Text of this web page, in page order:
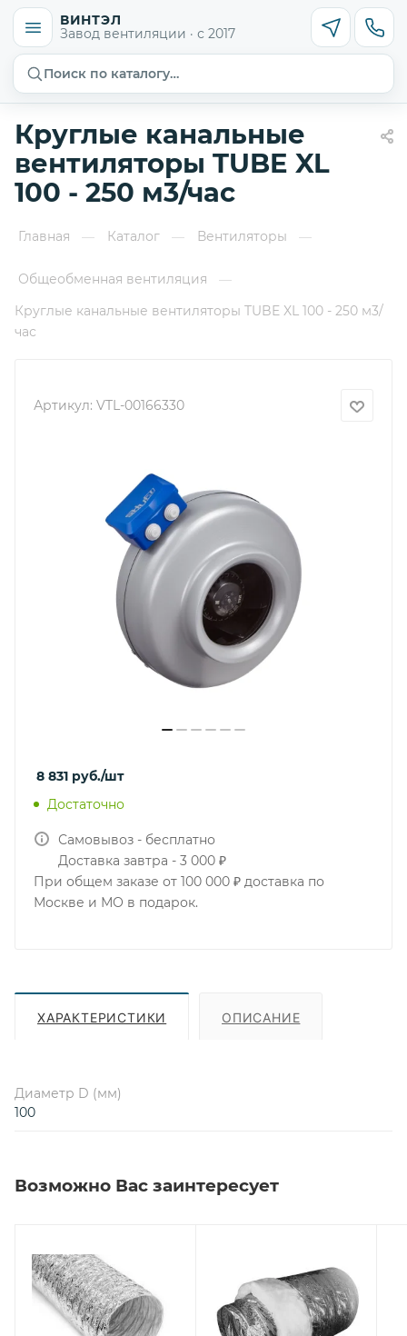
ВИНТЭЛ
Завод вентиляции · с 2017
Поиск по каталогу…
Круглые канальные
вентиляторы TUBE XL
100 - 250 м3/час
Главная — Каталог — Вентиляторы —
Общеобменная вентиляция
—
Круглые канальные вентиляторы TUBE XL 100 - 250 м3/
час
Артикул: VTL-00166330
8 831 руб./шт
Достаточно
Самовывоз - бесплатно
Доставка завтра - 3 000 ₽
При общем заказе от 100 000 ₽ доставка по
Москве и МО в подарок.
ХАРАКТЕРИСТИКИ ОПИСАНИЕ
Диаметр D (мм)
100
Возможно Вас заинтересует